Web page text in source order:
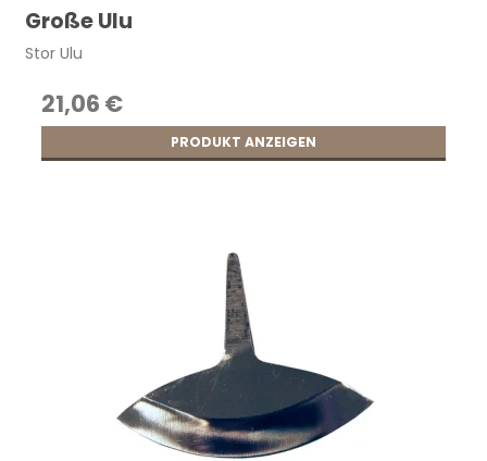
Große Ulu
Stor Ulu
21,06 €
PRODUKT ANZEIGEN